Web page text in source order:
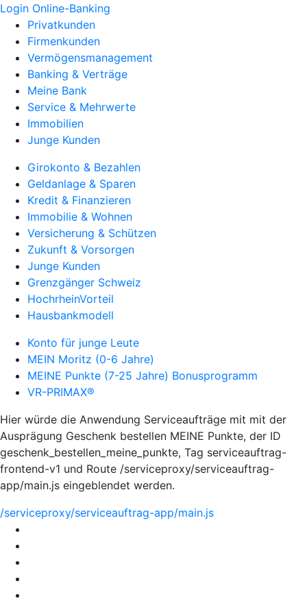
Login Online-Banking
Privatkunden
Firmenkunden
Vermögensmanagement
Banking & Verträge
Meine Bank
Service & Mehrwerte
Immobilien
Junge Kunden
Girokonto & Bezahlen
Geldanlage & Sparen
Kredit & Finanzieren
Immobilie & Wohnen
Versicherung & Schützen
Zukunft & Vorsorgen
Junge Kunden
Grenzgänger Schweiz
HochrheinVorteil
Hausbankmodell
Konto für junge Leute
MEIN Moritz (0-6 Jahre)
MEINE Punkte (7-25 Jahre) Bonusprogramm
VR-PRIMAX®
Hier würde die Anwendung Serviceaufträge mit mit der
Ausprägung Geschenk bestellen MEINE Punkte, der ID
geschenk_bestellen_meine_punkte, Tag serviceauftrag-
frontend-v1 und Route /serviceproxy/serviceauftrag-
app/main.js eingeblendet werden.
/serviceproxy/serviceauftrag-app/main.js